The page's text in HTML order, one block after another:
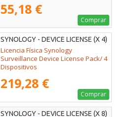
55,18 €
Comprar
SYNOLOGY - DEVICE LICENSE (X 4)
Licencia Física Synology
Surveillance Device License Pack/ 4
Dispositivos
219,28 €
Comprar
SYNOLOGY - DEVICE LICENSE (X 8)